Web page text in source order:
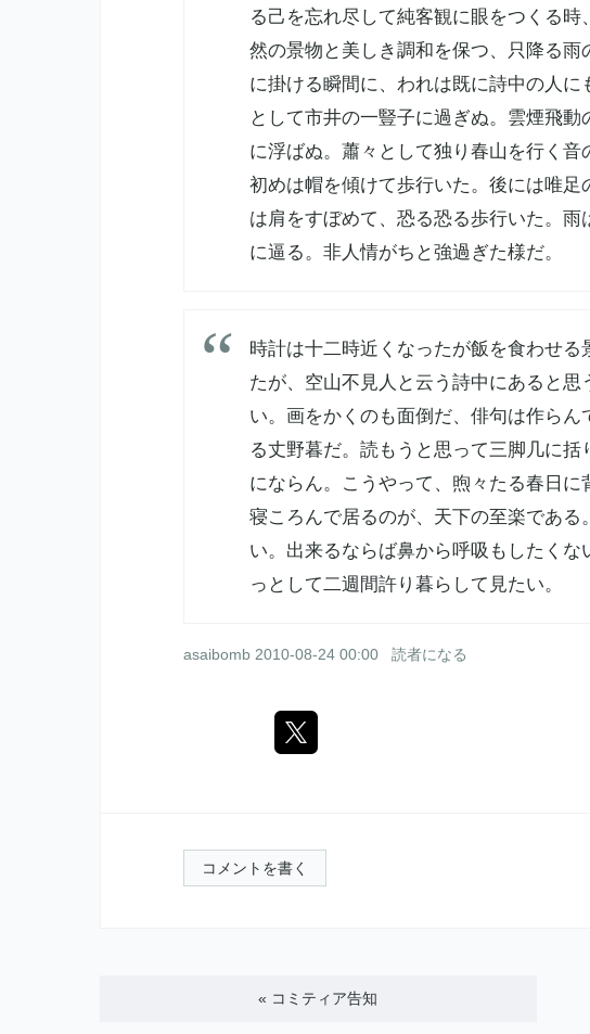
る己を忘れ尽して純客観に眼をつくる
然の景物と美しき調和を保つ、只降る
に掛ける瞬間に、われは既に詩中の人
として市井の一豎子に過ぎぬ。雲煙飛
に浮ばぬ。蕭々として独り春山を行く音
初めは帽を傾けて歩行いた。後には唯
は肩をすぼめて、恐る恐る歩行いた。
に逼る。非人情がちと強過ぎた様だ。
時計は十二時近くなったが飯を食わせ
たが、空山不見人と云う詩中にあると
い。画をかくのも面倒だ、俳句は作ら
る丈野暮だ。読もうと思って三脚几に
にならん。こうやって、煦々たる春日に
寝ころんで居るのが、天下の至楽であ
い。出来るならば鼻から呼吸もしたく
っとして二週間許り暮らして見たい。
asaibomb 2010-08-24 00:00 読者になる
コメントを書く
« コミティア告知